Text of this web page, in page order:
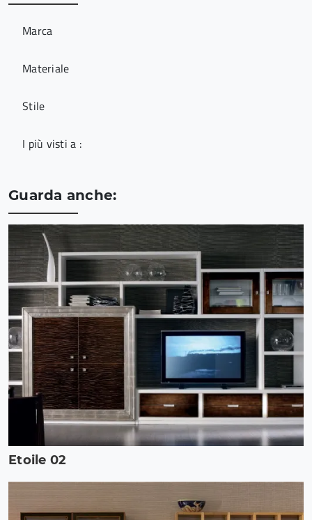
Marca
Materiale
Stile
I più visti a :
Guarda anche:
Etoile 02